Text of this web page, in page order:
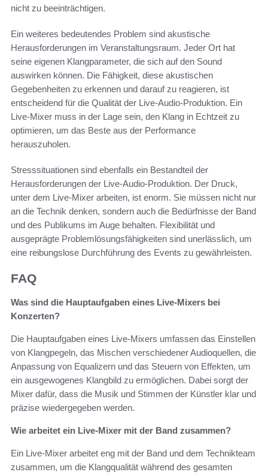
nicht zu beeinträchtigen.
Ein weiteres bedeutendes Problem sind akustische
Herausforderungen im Veranstaltungsraum. Jeder Ort hat
seine eigenen Klangparameter, die sich auf den Sound
auswirken können. Die Fähigkeit, diese akustischen
Gegebenheiten zu erkennen und darauf zu reagieren, ist
entscheidend für die Qualität der Live-Audio-Produktion. Ein
Live-Mixer muss in der Lage sein, den Klang in Echtzeit zu
optimieren, um das Beste aus der Performance
herauszuholen.
Stresssituationen sind ebenfalls ein Bestandteil der
Herausforderungen der Live-Audio-Produktion. Der Druck,
unter dem Live-Mixer arbeiten, ist enorm. Sie müssen nicht nur
an die Technik denken, sondern auch die Bedürfnisse der Band
und des Publikums im Auge behalten. Flexibilität und
ausgeprägte Problemlösungsfähigkeiten sind unerlässlich, um
eine reibungslose Durchführung des Events zu gewährleisten.
FAQ
Was sind die Hauptaufgaben eines Live-Mixers bei
Konzerten?
Die Hauptaufgaben eines Live-Mixers umfassen das Einstellen
von Klangpegeln, das Mischen verschiedener Audioquellen, die
Anpassung von Equalizern und das Steuern von Effekten, um
ein ausgewogenes Klangbild zu ermöglichen. Dabei sorgt der
Mixer dafür, dass die Musik und Stimmen der Künstler klar und
präzise wiedergegeben werden.
Wie arbeitet ein Live-Mixer mit der Band zusammen?
Ein Live-Mixer arbeitet eng mit der Band und dem Technikteam
zusammen, um die Klangqualität während des gesamten